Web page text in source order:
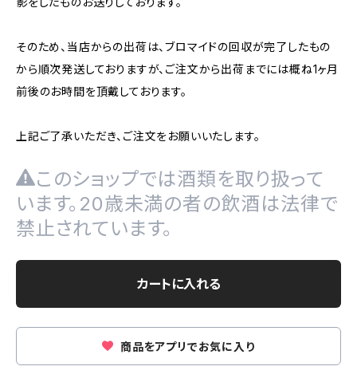
そのため、当店からの出荷は、ブロマイドの回収が完了したもの
から順次発送しておりますが、ご注文から出荷までには概ね1ヶ月
前後のお時間を頂戴しております。
上記ご了承いただき、ご注文をお願いいたします。
このショップでは酒類を取り扱って
います。20歳未満の者の飲酒は法律で
禁止されています。
カートに入れる
商品をアプリでお気に入り